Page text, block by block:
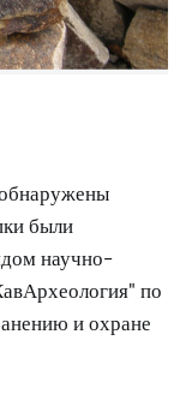
были
научно-
по
и охране